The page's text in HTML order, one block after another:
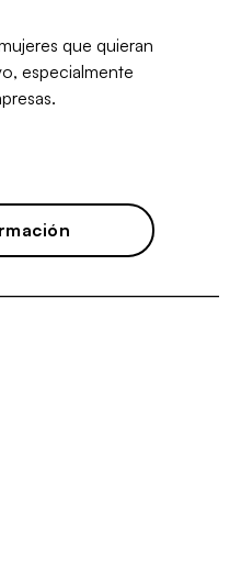
que quieran
especialmente